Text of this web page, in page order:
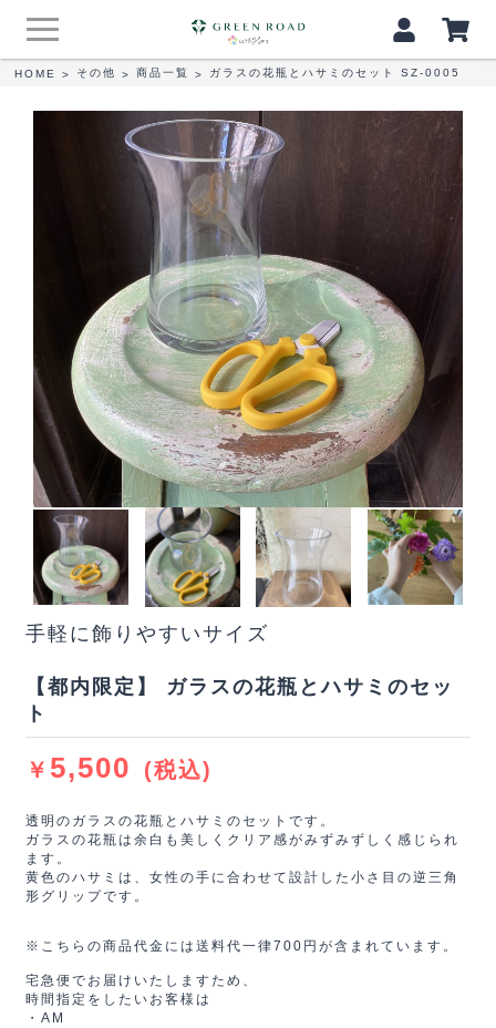
HOME > その他 > 商品一覧 > ガラスの花瓶とハサミのセット SZ-0005
手軽に飾りやすいサイズ
【都内限定】 ガラスの花瓶とハサミのセッ
ト
￥ 5,500 (税込)
透明のガラスの花瓶とハサミのセットです。
ガラスの花瓶は余白も美しくクリア感がみずみずしく感じられ
ます。
黄色のハサミは、女性の手に合わせて設計した小さ目の逆三角
形グリップです。
※こちらの商品代金には送料代一律700円が含まれています。
宅急便でお届けいたしますため、
時間指定をしたいお客様は
・AM